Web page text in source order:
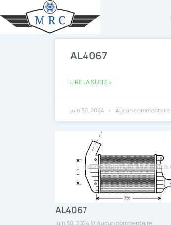
au
AL4067
LIRE LA SUITE »
juin 30, 2024 Aucun commentaire
AL4067
juin 30, 2024
Aucun commentaire